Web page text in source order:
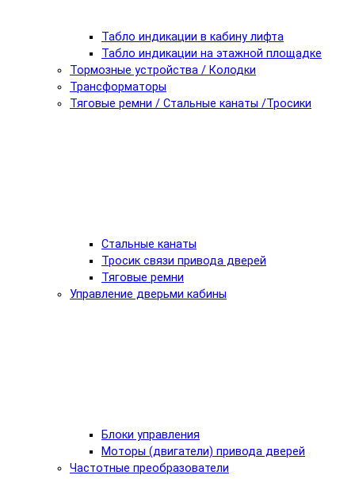
Табло индикации в кабину лифта
Табло индикации на этажной площадке
Тормозные устройства / Колодки
Трансформаторы
Тяговые ремни / Стальные канаты /Тросики
Стальные канаты
Тросик связи привода дверей
Тяговые ремни
Управление дверьми кабины
Блоки управления
Моторы (двигатели) привода дверей
Частотные преобразователи